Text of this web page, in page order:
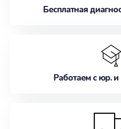
Бесплатная
Работаем с юр.